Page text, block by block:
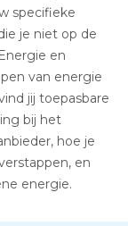
specifieke
je niet op de
en
van energie
jij toepasbare
bij het
hoe je
en
energie.